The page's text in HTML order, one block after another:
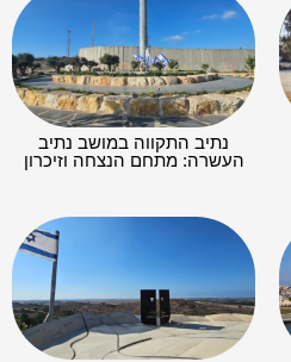
נתיב התקווה במושב נתיב
העשרה: מתחם הנצחה וזיכרון